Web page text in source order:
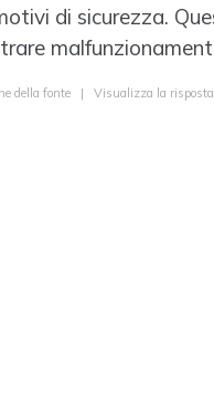
di sicurezza.
della fonte | Visualizza la